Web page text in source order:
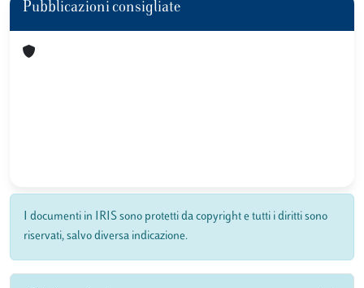
Pubblicazioni consigliate
I documenti in IRIS sono protetti da copyright e tutti i diritti sono
riservati, salvo diversa indicazione.